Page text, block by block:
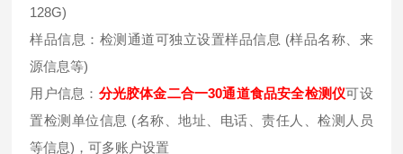
128G)
样品信息：检测通道可独立设置样品信息 (样品名称、来
源信息等)
用户信息： 分光胶体金二合一30通道食品安全检测仪可设
置检测单位信息 (名称、地址、电话、责任人、检测人员
等信息)，可多账户设置